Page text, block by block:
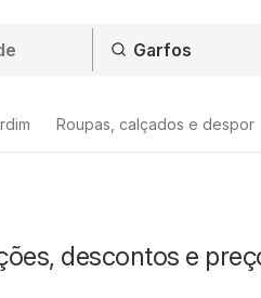
Roupas, calçados e despor
descontos e